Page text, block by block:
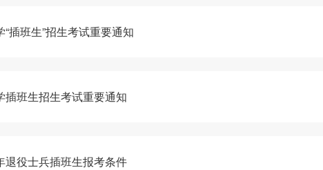
插班生”招生考试重要通知
插班生招生考试重要通知
退役士兵插班生报考条件